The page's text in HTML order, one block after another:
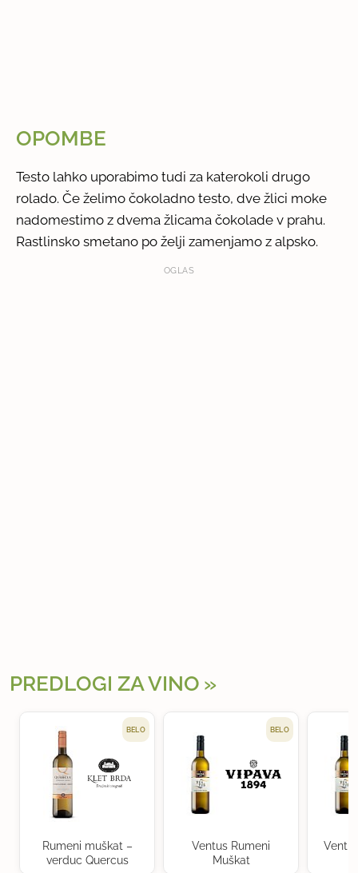
OPOMBE
Testo lahko uporabimo tudi za katerokoli drugo
rolado. Če želimo čokoladno testo, dve žlici moke
nadomestimo z dvema žlicama čokolade v prahu.
Rastlinsko smetano po želji zamenjamo z alpsko.
OGLAS
PREDLOGI ZA VINO
BELO
Rumeni muškat –
verduc Quercus
BELO
Ventus Rumeni
Muškat